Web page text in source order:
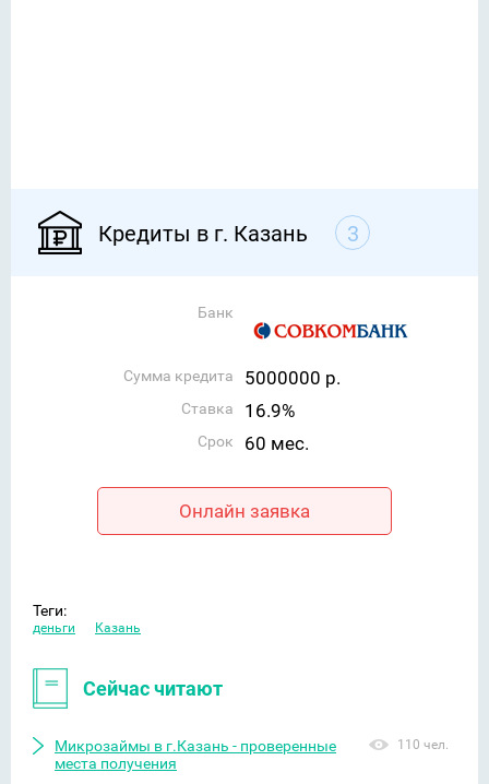
Кредиты в г. Казань 3
Банк
Сумма кредита 5000000 р.
Ставка 16.9%
Срок 60 мес.
Онлайн заявка
Теги:
деньги Казань
Сейчас читают
Микрозаймы в г.Казань - проверенные
места получения
110 чел.